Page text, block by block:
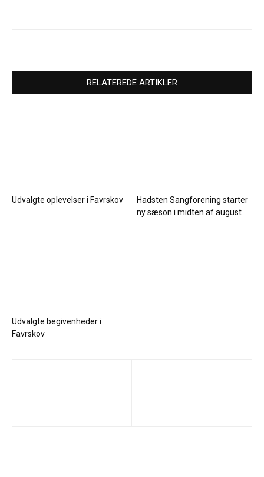
RELATEREDE ARTIKLER
Udvalgte oplevelser i Favrskov
Hadsten Sangforening starter
ny sæson i midten af august
Udvalgte begivenheder i
Favrskov